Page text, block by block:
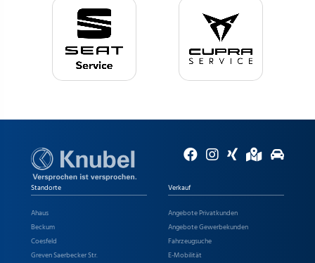
Standorte
Ahaus
Beckum
Coesfeld
Greven Saerbecker Str.
Verkauf
Angebote Privatkunden
Angebote Gewerbekunden
Fahrzeugsuche
E-Mobilität